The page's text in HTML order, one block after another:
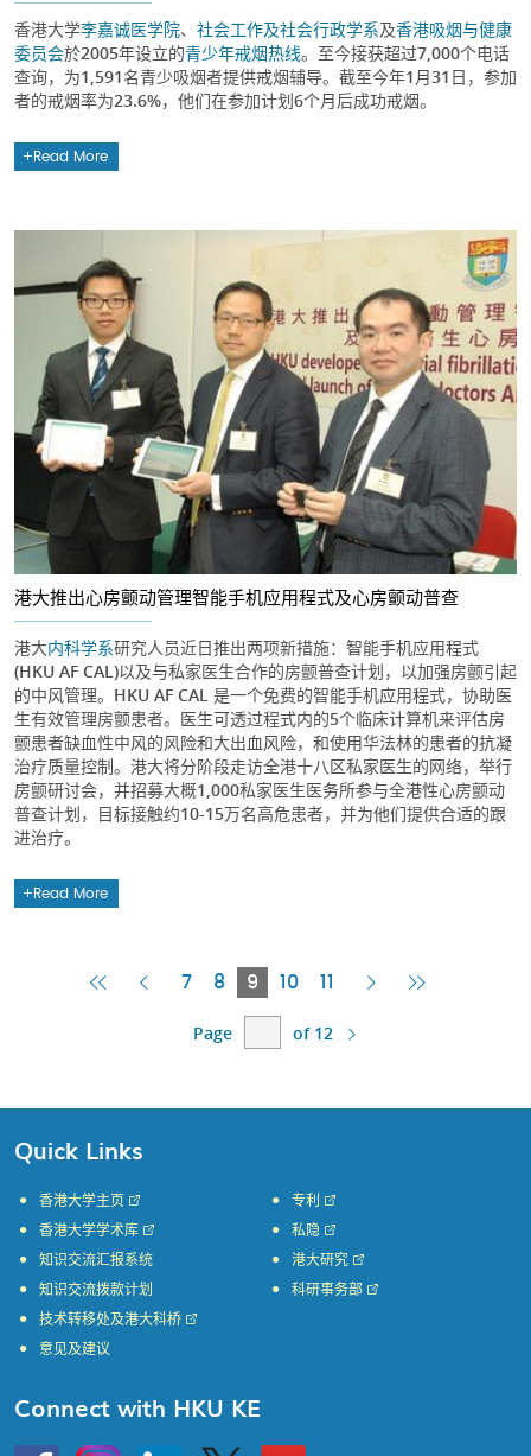
香港大学李嘉诚医学院、 社会工作及社会行政学系及香港吸烟与健康
委员会於2005年设立的青少年戒烟热线。至今接获超过7,000个电话
查询，为1,591名青少吸烟者提供戒烟辅导。截至今年1月31日，参加
者的戒烟率为23.6%，他们在参加计划6个月后成功戒烟。
Read More
港大推出心房颤动管理智能手机应用程式及心房颤动普查
港大内科学系研究人员近日推出两项新措施：智能手机应用程式
(HKU AF CAL)以及与私家医生合作的房颤普查计划，以加强房颤引起
的中风管理。HKU AF CAL 是一个免费的智能手机应用程式，协助医
生有效管理房颤患者。医生可透过程式内的5个临床计算机来评估房
颤患者缺血性中风的风险和大出血风险，和使用华法林的患者的抗凝
治疗质量控制。港大将分阶段走访全港十八区私家医生的网络，举行
房颤研讨会，并招募大概1,000私家医生医务所参与全港性心房颤动
普查计划，目标接触约10-15万名高危患者，并为他们提供合适的跟
进治疗。
Read More
FirstPrevious
7 8 9Current
10 11
Next Last
Page of 12
Quick Links
香港大学主页
香港大学学术库
知识交流汇报系统
知识交流拨款计划
专利
私隐
港大研究
科研事务部
技术转移处及港大科桥
意见及建议
Connect with HKU KE